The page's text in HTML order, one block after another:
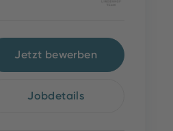
Jetzt bewerben
Jobdetails